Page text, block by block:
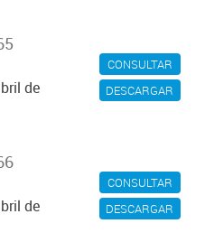
CONSULTAR
DESCARGAR
de
CONSULTAR
DESCARGAR
de